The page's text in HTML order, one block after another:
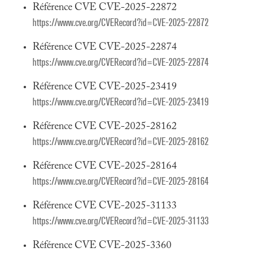
Référence CVE CVE-2025-22872
https://www.cve.org/CVERecord?id=CVE-2025-22872
Référence CVE CVE-2025-22874
https://www.cve.org/CVERecord?id=CVE-2025-22874
Référence CVE CVE-2025-23419
https://www.cve.org/CVERecord?id=CVE-2025-23419
Référence CVE CVE-2025-28162
https://www.cve.org/CVERecord?id=CVE-2025-28162
Référence CVE CVE-2025-28164
https://www.cve.org/CVERecord?id=CVE-2025-28164
Référence CVE CVE-2025-31133
https://www.cve.org/CVERecord?id=CVE-2025-31133
Référence CVE CVE-2025-3360